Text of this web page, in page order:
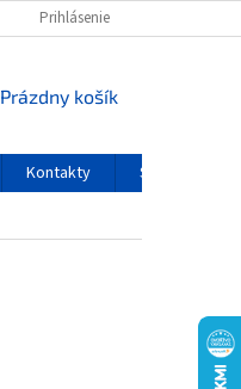
Prihlásenie
NÁKUPNÝ KOŠÍK
Prázdny košík
Kontakty Servis